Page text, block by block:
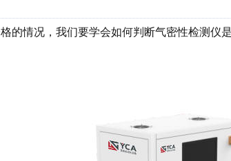
的情况，我们要学会如何判断气密性检测仪